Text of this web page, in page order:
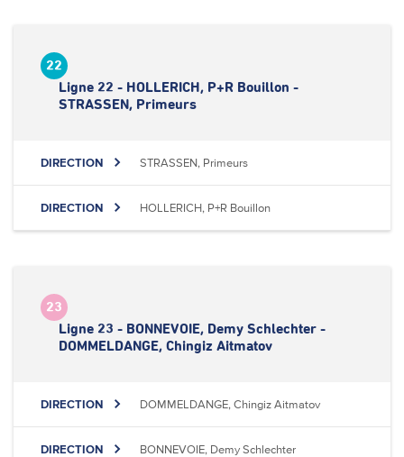
22
Ligne 22 - HOLLERICH, P+R Bouillon -
STRASSEN, Primeurs
DIRECTION STRASSEN, Primeurs
DIRECTION HOLLERICH, P+R Bouillon
23
Ligne 23 - BONNEVOIE, Demy Schlechter -
DOMMELDANGE, Chingiz Aitmatov
DIRECTION DOMMELDANGE, Chingiz Aitmatov
DIRECTION BONNEVOIE, Demy Schlechter